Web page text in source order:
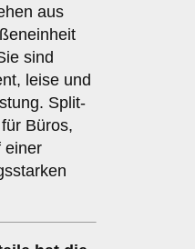
aus
sind
leise und
Split-
Büros,
einer